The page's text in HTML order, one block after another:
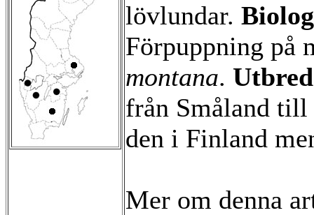
lövlundar.
Förpuppning på
montana.
från Småland
den i Finland
Mer om denna